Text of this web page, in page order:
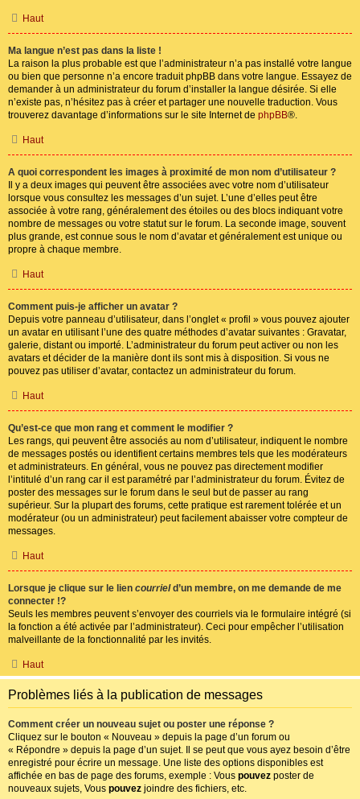
Haut
Ma langue n’est pas dans la liste !
La raison la plus probable est que l’administrateur n’a pas installé votre langue
ou bien que personne n’a encore traduit phpBB dans votre langue. Essayez de
demander à un administrateur du forum d’installer la langue désirée. Si elle
n’existe pas, n’hésitez pas à créer et partager une nouvelle traduction. Vous
trouverez davantage d’informations sur le site Internet de phpBB®.
Haut
A quoi correspondent les images à proximité de mon nom d’utilisateur ?
Il y a deux images qui peuvent être associées avec votre nom d’utilisateur
lorsque vous consultez les messages d’un sujet. L’une d’elles peut être
associée à votre rang, généralement des étoiles ou des blocs indiquant votre
nombre de messages ou votre statut sur le forum. La seconde image, souvent
plus grande, est connue sous le nom d’avatar et généralement est unique ou
propre à chaque membre.
Haut
Comment puis-je afficher un avatar ?
Depuis votre panneau d’utilisateur, dans l’onglet « profil » vous pouvez ajouter
un avatar en utilisant l’une des quatre méthodes d’avatar suivantes : Gravatar,
galerie, distant ou importé. L’administrateur du forum peut activer ou non les
avatars et décider de la manière dont ils sont mis à disposition. Si vous ne
pouvez pas utiliser d’avatar, contactez un administrateur du forum.
Haut
Qu’est-ce que mon rang et comment le modifier ?
Les rangs, qui peuvent être associés au nom d’utilisateur, indiquent le nombre
de messages postés ou identifient certains membres tels que les modérateurs
et administrateurs. En général, vous ne pouvez pas directement modifier
l’intitulé d’un rang car il est paramétré par l’administrateur du forum. Évitez de
poster des messages sur le forum dans le seul but de passer au rang
supérieur. Sur la plupart des forums, cette pratique est rarement tolérée et un
modérateur (ou un administrateur) peut facilement abaisser votre compteur de
messages.
Haut
Lorsque je clique sur le lien courrield’un membre, on me demande de me
connecter !?
Seuls les membres peuvent s’envoyer des courriels via le formulaire intégré (si
la fonction a été activée par l’administrateur). Ceci pour empêcher l’utilisation
malveillante de la fonctionnalité par les invités.
Haut
Problèmes liés à la publication de messages
Comment créer un nouveau sujet ou poster une réponse ?
Cliquez sur le bouton « Nouveau » depuis la page d’un forum ou
« Répondre » depuis la page d’un sujet. Il se peut que vous ayez besoin d’être
enregistré pour écrire un message. Une liste des options disponibles est
affichée en bas de page des forums, exemple : Vous pouvez poster de
nouveaux sujets, Vous pouvez joindre des fichiers, etc.